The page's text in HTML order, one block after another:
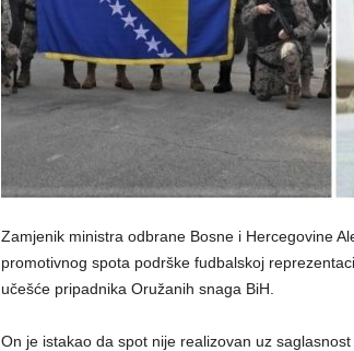
Zamjenik ministra odbrane Bosne i Hercegovine
promotivnog spota podrške fudbalskoj
učešće pripadnika Oružanih snaga BiH.
On je istakao da spot nije realizovan uz